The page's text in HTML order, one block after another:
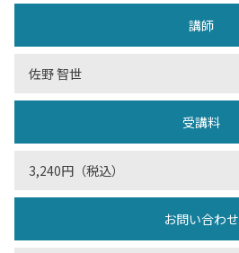
講師
佐野 智世
受講料
3,240円（税込）
お問い合わせ